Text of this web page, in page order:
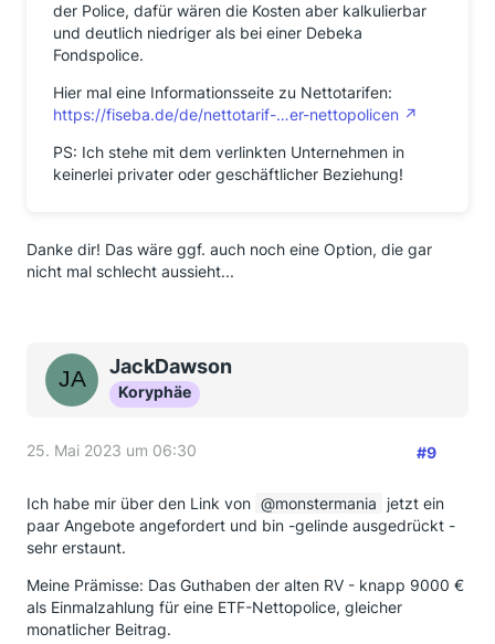
der Police, dafür wären die Kosten aber kalkulierbar
und deutlich niedriger als bei einer Debeka
Fondspolice.
Hier mal eine Informationsseite zu Nettotarifen:
https://fiseba.de/de/nettotarif-…er-nettopolicen
PS: Ich stehe mit dem verlinkten Unternehmen in
keinerlei privater oder geschäftlicher Beziehung!
Danke dir! Das wäre ggf. auch noch eine Option, die gar
nicht mal schlecht aussieht...
JackDawson
Koryphäe
25. Mai 2023 um 06:30 #9
Ich habe mir über den Link von monstermania
jetzt ein
paar Angebote angefordert und bin -gelinde ausgedrückt -
sehr erstaunt.
Meine Prämisse: Das Guthaben der alten RV - knapp 9000 €
als Einmalzahlung für eine ETF-Nettopolice, gleicher
monatlicher Beitrag.